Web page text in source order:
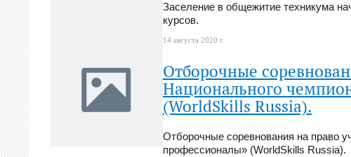
Заселение в общежитие техникума
курсов.
14 августа 2020 г.
Отборочные
Национального
(WorldSkills Russia).
Отборочные соревнования на право
профессионалы» (WorldSkills Russia).